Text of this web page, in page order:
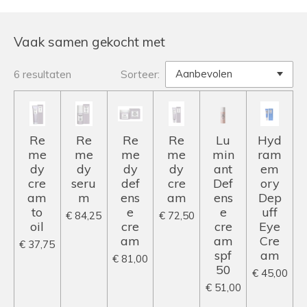
Vaak samen gekocht met
6 resultaten Sorteer:
Re
me
dy
cre
am
to
oil
€ 37,75
Re
me
dy
seru
m
€ 84,25
Re
me
dy
def
ens
e
cre
am
€ 81,00
Re
me
dy
cre
am
€ 72,50
Lu
min
ant
Def
ens
e
cre
am
spf
50
€ 51,00
Hyd
ram
em
ory
Dep
uff
Eye
Cre
am
€ 45,00